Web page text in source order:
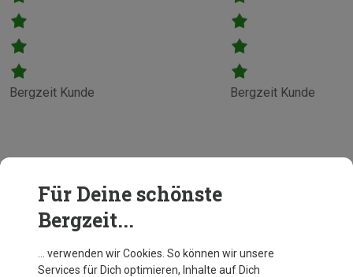
Bergzeit Kunde Bergzeit Kunde
Für Deine schönste
Bergzeit...
… verwenden wir Cookies. So können wir unsere
Services für Dich optimieren, Inhalte auf Dich